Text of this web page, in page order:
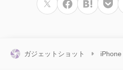
ガジェットショット iPhone